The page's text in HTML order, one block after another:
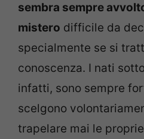
sembra sempre
mistero difficile da
specialmente se si
conoscenza. I nati
infatti, sono sempre
scelgono
trapelare mai le